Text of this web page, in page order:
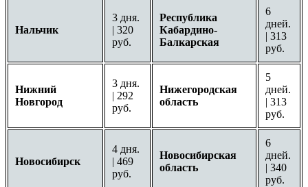
Нальчик
3 дня.
| 320
руб.
Республика
Кабардино-
Балкарская
6
дней.
| 313
руб.
Нижний
Новгород
3 дня.
| 292
руб.
Нижегородская
область
5
дней.
| 313
руб.
Новосибирск
4 дня.
| 469
руб.
Новосибирская
область
6
дней.
| 340
руб.